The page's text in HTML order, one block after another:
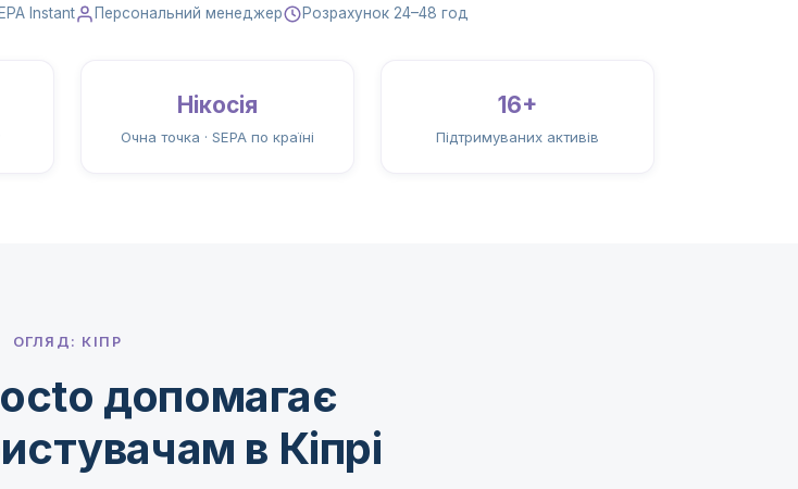
Instant Персональний менеджер Розрахунок 24–48 год
Нікосія
Очна точка · SEPA по країні
16+
Підтримуваних активів
ОГЛЯД: КІПР
допомагає
в Кіпрі